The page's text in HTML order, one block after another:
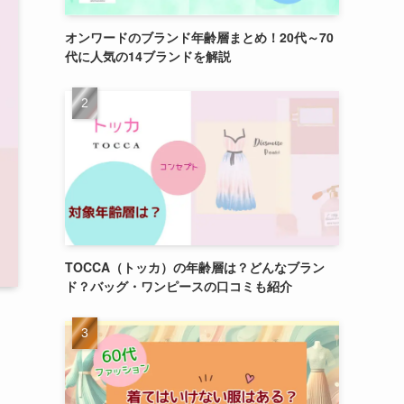
オンワードのブランド年齢層まとめ！20代～70
代に人気の14ブランドを解説
TOCCA（トッカ）の年齢層は？どんなブラン
ド？バッグ・ワンピースの口コミも紹介